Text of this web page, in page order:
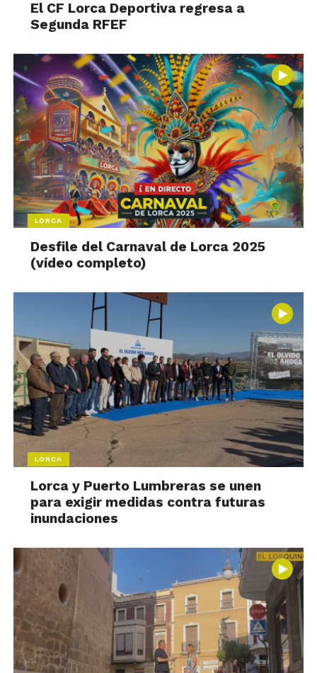
El CF Lorca Deportiva regresa a
Segunda RFEF
LORCA
Desfile del Carnaval de Lorca 2025
(vídeo completo)
LORCA
Lorca y Puerto Lumbreras se unen
para exigir medidas contra futuras
inundaciones